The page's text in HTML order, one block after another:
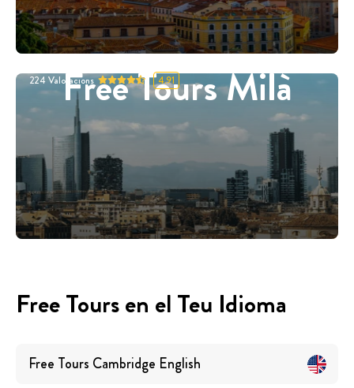
Free Tours Milà
224 Valoracions 4.91
Free Tours en el Teu Idioma
Free Tours Cambridge English